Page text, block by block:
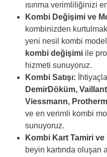
ısınma verimliliğinizi
Kombi Değişimi ve
kombinizden
yeni nesil kombi
kombi değişimi ile
hizmeti sunuyoruz.
Kombi Satışı:
DemirDöküm,
Viessmann,
ve en verimli kombi
sunuyoruz.
Kombi Kart Tamiri ve
beyin kartında oluşan